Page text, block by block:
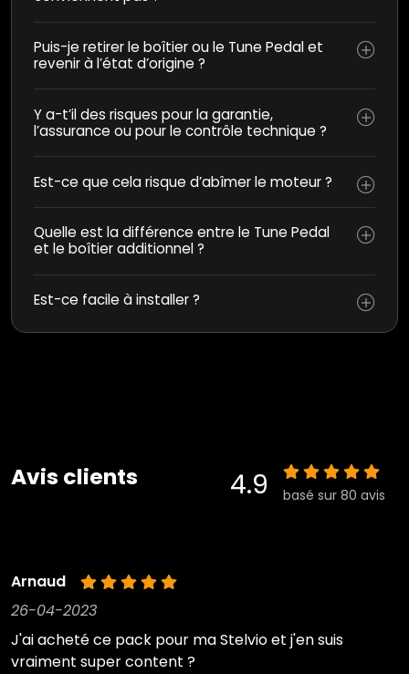
Puis-je retirer le boîtier ou le Tune Pedal et
revenir à l’état d’origine ?
Y a-t’il des risques pour la garantie,
l’assurance ou pour le contrôle technique ?
Est-ce que cela risque d’abîmer le moteur ?
Quelle est la différence entre le Tune Pedal
et le boîtier additionnel ?
Est-ce facile à installer ?
Avis clients 4.9 basé sur 80 avis
Arnaud
26-04-2023
J'ai acheté ce pack pour ma Stelvio et j'en suis
vraiment super content ?